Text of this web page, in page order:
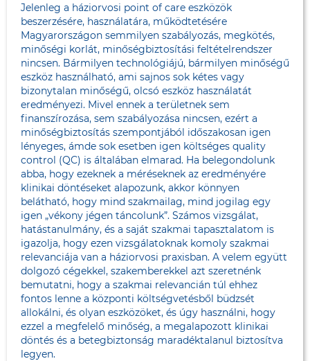
Jelenleg a háziorvosi point of care eszközök
beszerzésére, használatára, működtetésére
Magyarországon semmilyen szabályozás, megkötés,
minőségi korlát, minőségbiztosítási feltételrendszer
nincsen. Bármilyen technológiájú, bármilyen minőségű
eszköz használható, ami sajnos sok kétes vagy
bizonytalan minőségű, olcsó eszköz használatát
eredményezi. Mivel ennek a területnek sem
finanszírozása, sem szabályozása nincsen, ezért a
minőségbiztosítás szempontjából időszakosan igen
lényeges, ámde sok esetben igen költséges quality
control (QC) is általában elmarad. Ha belegondolunk
abba, hogy ezeknek a méréseknek az eredményére
klinikai döntéseket alapozunk, akkor könnyen
belátható, hogy mind szakmailag, mind jogilag egy
igen „vékony jégen táncolunk”. Számos vizsgálat,
hatástanulmány, és a saját szakmai tapasztalatom is
igazolja, hogy ezen vizsgálatoknak komoly szakmai
relevanciája van a háziorvosi praxisban. A velem együtt
dolgozó cégekkel, szakemberekkel azt szeretnénk
bemutatni, hogy a szakmai relevancián túl ehhez
fontos lenne a központi költségvetésből büdzsét
allokálni, és olyan eszközöket, és úgy használni, hogy
ezzel a megfelelő minőség, a megalapozott klinikai
döntés és a betegbiztonság maradéktalanul biztosítva
legyen.